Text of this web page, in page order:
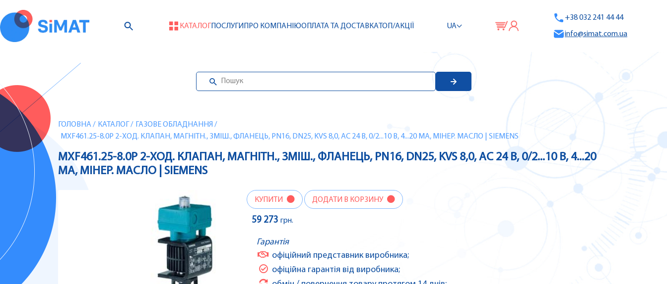
КАТАЛОГПОСЛУГИ ПРО КОМПАНІЮОПЛАТА ТА ДОСТАВКАТОП/АКЦІЇ UA
+38 032 241 44 44
info@simat.com.ua
ГОЛОВНА/ КАТАЛОГ / ГАЗОВЕ ОБЛАДНАННЯ /
MXF461.25-8.0P 2-ХОД. КЛАПАН, МАГНІТН., ЗМІШ., ФЛАНЕЦЬ, PN16, DN25, KVS 8,0, AC 24 В, 0/2...10 В, 4...20 МА, МІНЕР. МАСЛО | SIEMENS
MXF461.25-8.0P 2-ХОД. КЛАПАН, МАГНІТН., ЗМІШ., ФЛАНЕЦЬ, PN16, DN25, KVS 8,0, AC 24 В, 0/2...10 В, 4...20
МА, МІНЕР. МАСЛО | SIEMENS
КУПИТИ ДОДАТИ В КОРЗИНУ
59 273 грн.
Гарантія
офіційний представник виробника;
офіційна гарантія від виробника;